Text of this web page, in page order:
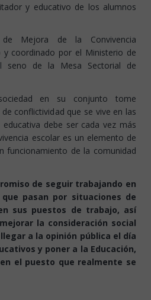
y educativo de los alumnos
Mejora de la Convivencia
y coordinado por el Ministerio de
seno de la Mesa Sectorial de
en su conjunto tome
conflictividad que se vive en las
debe ser cada vez más
escolar es un elemento de
funcionamiento de la comunidad
de seguir trabajando en
pasan por situaciones de
sus puestos de trabajo, así
la consideración social
a la opinión pública el día
y poner a la Educación,
el puesto que realmente se